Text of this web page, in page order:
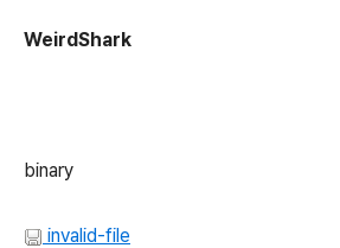
WeirdShark
binary
invalid-file